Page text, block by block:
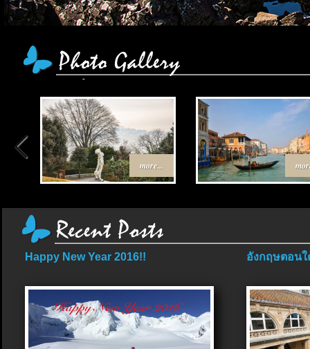
more...
Happy New Year 2016!! อังกฤษตอนใ